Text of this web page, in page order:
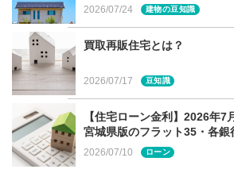
す。
内と外とをつなぐライトコ
周りを壁で囲むことで静かな空間を実
ト。外の視線が気にならないため、プ
2026/07/24 建物の豆知識
買取再販住宅とは？
2026/07/17 豆知識
【住宅ローン金利】2026年7
宮城県版のフラット35・各銀
2026/07/10 ローン